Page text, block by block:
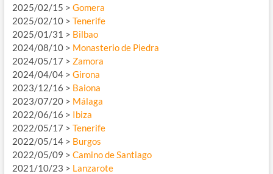
2025/02/15 > Gomera
2025/02/10 > Tenerife
2025/01/31 > Bilbao
2024/08/10 > Monasterio de Piedra
2024/05/17 > Zamora
2024/04/04 > Girona
2023/12/16 > Baiona
2023/07/20 > Málaga
2022/06/16 > Ibiza
2022/05/17 > Tenerife
2022/05/14 > Burgos
2022/05/09 > Camino de Santiago
2021/10/23 > Lanzarote